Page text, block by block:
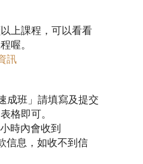
上課程，可以看看
喔。
訊
成班」請填寫及提交
格即可。
時內會收到
信息，如收不到信